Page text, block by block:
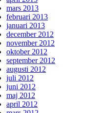
mars 2013
februari 2013
januari 2013
december 2012
november 2012
oktober 2012
september 2012
augusti 2012
juli 2012
juni 2012
maj 2012
april 2012